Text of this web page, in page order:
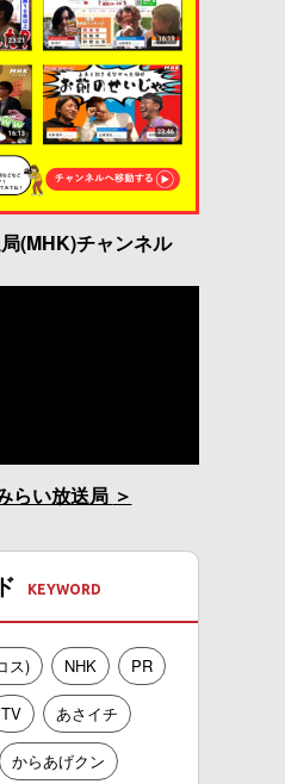
(MHK)チャンネル
らい放送局
ス) NHK PR
TV あさイチ
からあげクン